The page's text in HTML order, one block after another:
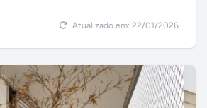
Atualizado em: 22/01/2026